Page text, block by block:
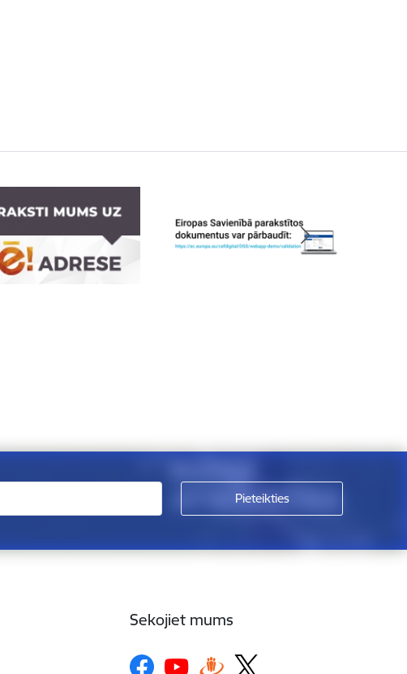
Sekojiet mums